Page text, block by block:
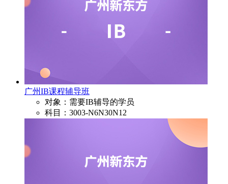
广州IB课程辅导班
对象：需要IB辅导的学员
科目：3003-N6N30N12